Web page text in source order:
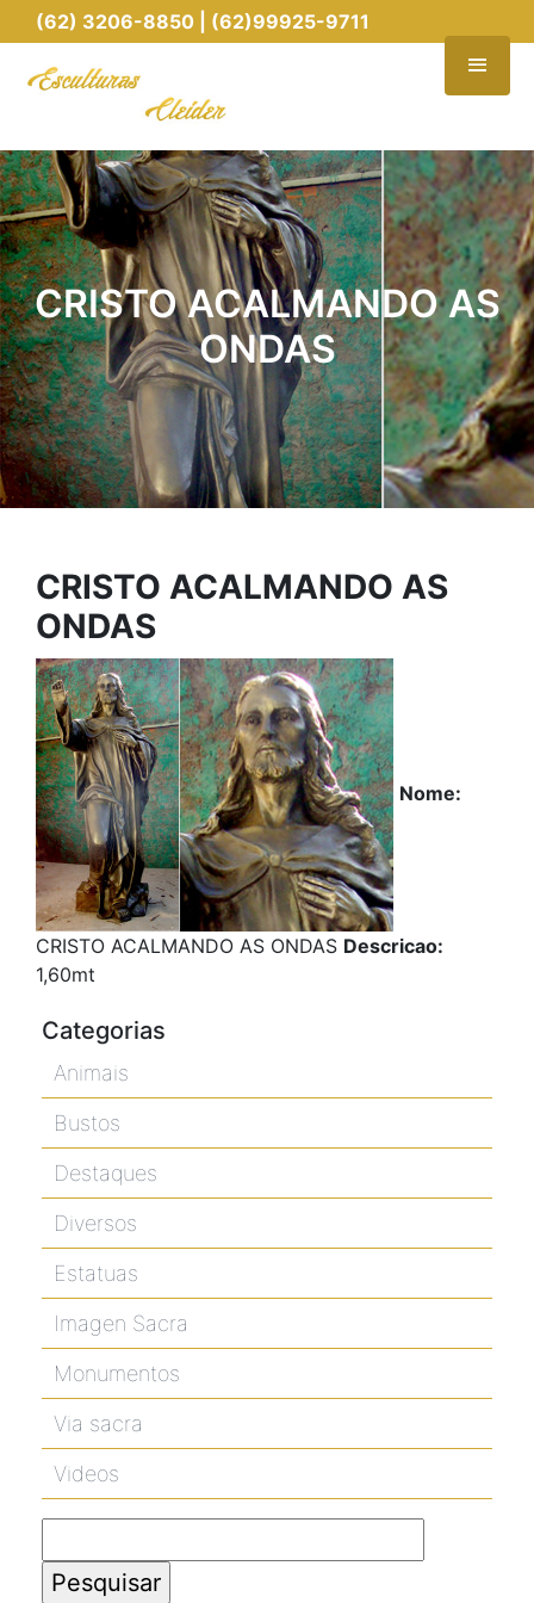
(62) 3206-8850 | (62)99925-9711
CRISTO ACALMANDO AS
ONDAS
CRISTO ACALMANDO AS
ONDAS
Nome:
CRISTO ACALMANDO AS ONDAS Descricao:
1,60mt
Categorias
Animais
Bustos
Destaques
Diversos
Estatuas
Imagen Sacra
Monumentos
Via sacra
Videos
por: